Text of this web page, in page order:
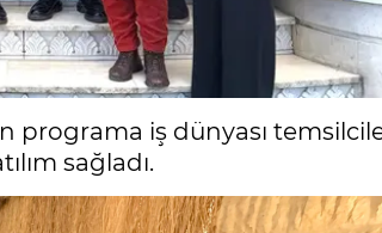
programa iş dünyası
sağladı.